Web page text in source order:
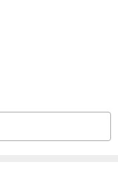
備をいたします。通
予約注文品を除く）。